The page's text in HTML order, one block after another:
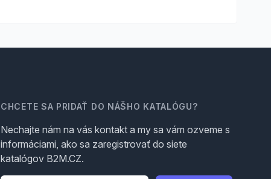
CHCETE SA PRIDAŤ DO NÁŠHO KATALÓGU?
Nechajte nám na vás kontakt a my sa vám ozveme s
informáciami, ako sa zaregistrovať do siete
katalógov B2M.CZ.